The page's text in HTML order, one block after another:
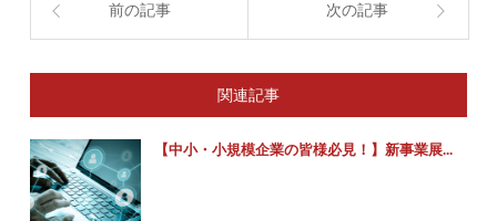
前の記事 次の記事
関連記事
【中小・小規模企業の皆様必見！】新事業展...